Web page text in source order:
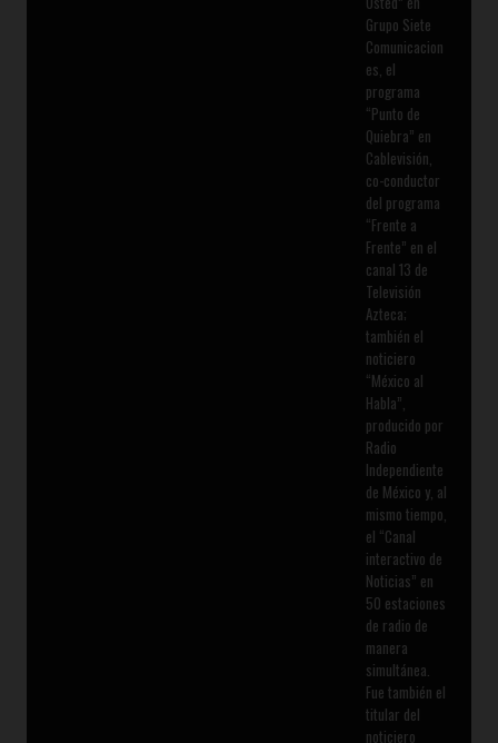
Grupo Siete
Comunicacion
es, el
programa
“Punto de
Quiebra” en
Cablevisión,
co-conductor
del programa
“Frente a
Frente” en el
canal 13 de
Televisión
Azteca;
también el
noticiero
“México al
Habla”,
producido por
Radio
Independiente
de México y, al
mismo tiempo,
el “Canal
interactivo de
Noticias” en
50 estaciones
de radio de
manera
simultánea.
Fue también el
titular del
noticiero